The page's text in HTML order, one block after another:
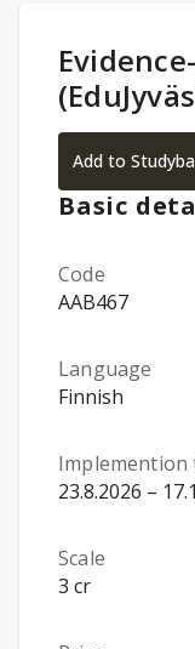
Study
Add to
Basic
Code
AAB467
Language
Finnish
Implemention
23.8.2026 –
Scale
3 cr